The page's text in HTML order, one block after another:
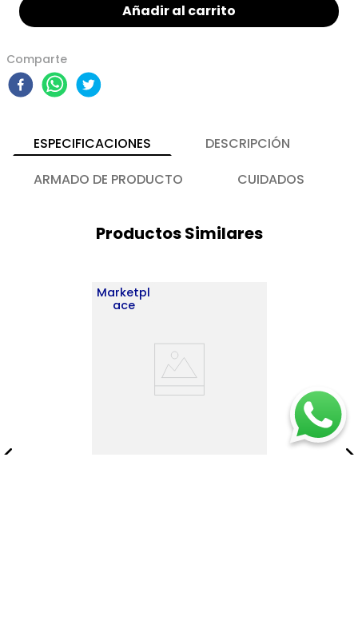
Añadir al carrito
Comparte
ESPECIFICACIONES
DESCRIPCIÓN
ARMADO DE PRODUCTO
CUIDADOS
Productos Similares
Marketpl
ace